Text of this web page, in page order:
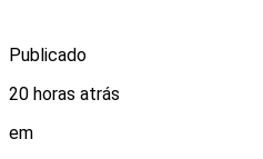
Publicado
20 horas atrás
em